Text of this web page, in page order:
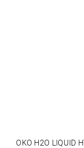
OKO H2O LIQUID